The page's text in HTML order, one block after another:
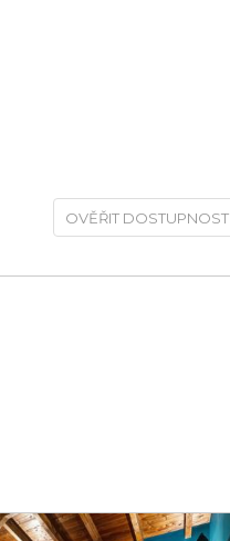
OVĚŘIT DOSTUPNOST